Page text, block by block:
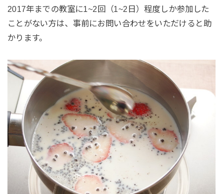
2017年までの教室に1~2回（1~2日）程度しか参加した
ことがない方は、事前にお問い合わせをいただけると助
かります。